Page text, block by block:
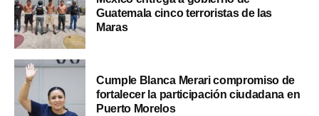
Guatemala cinco terroristas de las
Maras
Cumple Blanca Merari compromiso de
fortalecer la participación ciudadana en
Puerto Morelos